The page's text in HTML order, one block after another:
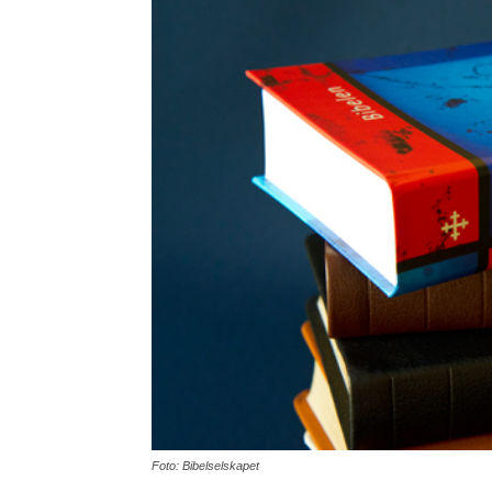
Foto: Bibelselskapet